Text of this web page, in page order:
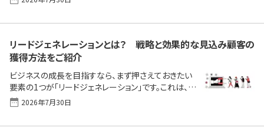
ードナーチャリングとは？リードナーチャリングの流れ
は、見込み客（リード）との関係を深め、購買意欲を高
めるための戦略的なマーケティングプロセスです。 似
た言葉として「リードジェネレーション」があります。リ
ードジェネレーションは、リード（潜在顧客）の発掘や
獲得を目的とした活動です。一方で、リードナーチャリ
ン [&hellip;]
リードジェネレーションとは？ 戦略と効果的な見込み顧客の
獲得方法をご紹介
ビジネスの成長を目指すなら、まず押さえておきたい
要素の1つが「リードジェネレーション」です。これは、見
込み顧客を効果的に獲得し、育成するための一連の
プロセスであり、売上を左右する重要な要素です。本
2026年7月30日